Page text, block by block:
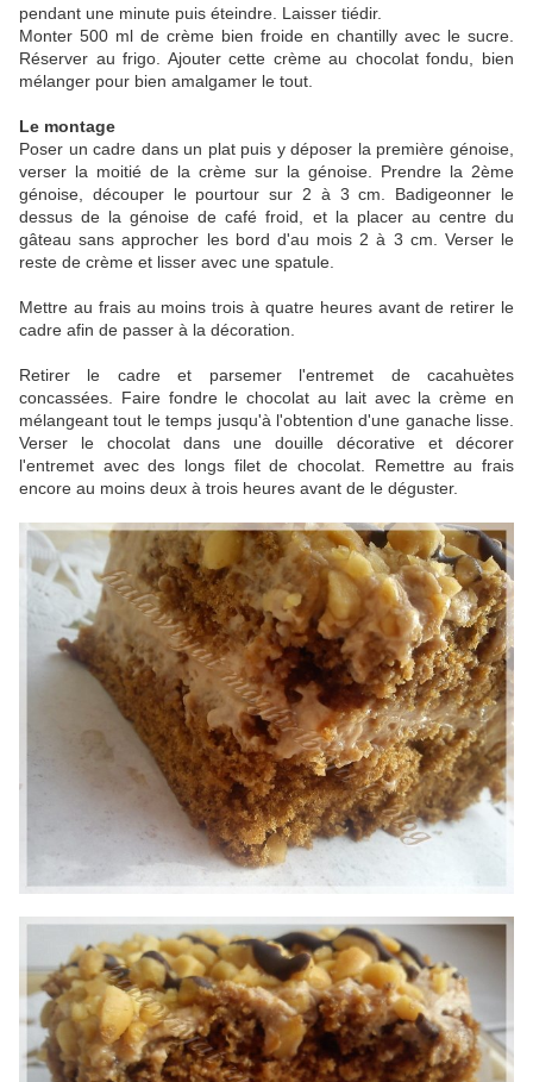
pendant une minute puis éteindre. Laisser tiédir.
Monter 500 ml de crème bien froide en chantilly avec le sucre.
Réserver au frigo. Ajouter cette crème au chocolat fondu, bien
mélanger pour bien amalgamer le tout.
Le montage
Poser un cadre dans un plat puis y déposer la première génoise,
verser la moitié de la crème sur la génoise. Prendre la 2ème
génoise, découper le pourtour sur 2 à 3 cm. Badigeonner le
dessus de la génoise de café froid, et la placer au centre du
gâteau sans approcher les bord d'au mois 2 à 3 cm. Verser le
reste de crème et lisser avec une spatule.
Mettre au frais au moins trois à quatre heures avant de retirer le
cadre afin de passer à la décoration.
Retirer le cadre et parsemer l'entremet de cacahuètes
concassées. Faire fondre le chocolat au lait avec la crème en
mélangeant tout le temps jusqu'à l'obtention d'une ganache lisse.
Verser le chocolat dans une douille décorative et décorer
l'entremet avec des longs filet de chocolat. Remettre au frais
encore au moins deux à trois heures avant de le déguster.